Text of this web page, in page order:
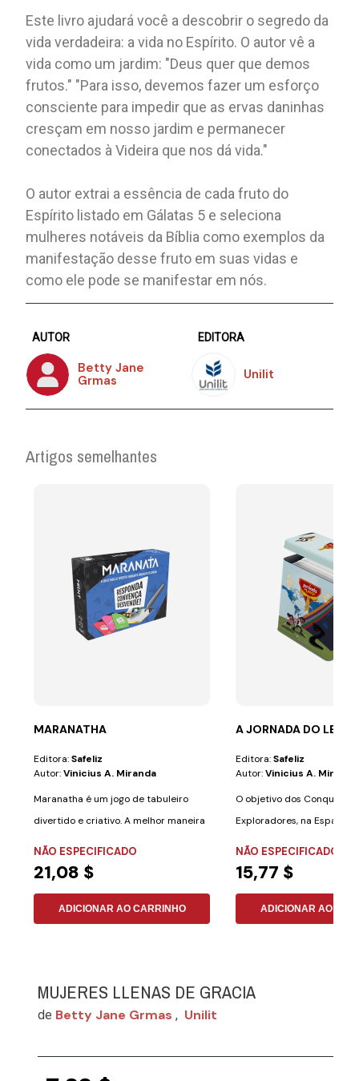
Este livro ajudará você a descobrir o segredo da
vida verdadeira: a vida no Espírito. O autor vê a
vida como um jardim: "Deus quer que demos
frutos." "Para isso, devemos fazer um esforço
consciente para impedir que as ervas daninhas
cresçam em nosso jardim e permanecer
conectados à Videira que nos dá vida."
O autor extrai a essência de cada fruto do
Espírito listado em Gálatas 5 e seleciona
mulheres notáveis ​​da Bíblia como exemplos da
manifestação desse fruto em suas vidas e
como ele pode se manifestar em nós.
AUTOR
Betty Jane
Grmas
EDITORA
Unilit
Artigos semelhantes
MARANATHA
Editora:Safeliz
Autor:Vinicius A. Miranda
Maranatha é um jogo de tabuleiro
divertido e criativo. A melhor maneira
NÃO ESPECIFICADO
21,08 $
ADICIONAR AO CARRINHO
A JORNADA DO
Editora:Safeliz
Autor:Vinicius A. Miranda
O objetivo dos
Exploradores, na Espanha)
NÃO ESPECIFICADO
15,77 $
ADICIONAR AO
MUJERES LLENAS DE GRACIA
de Betty Jane Grmas , Unilit